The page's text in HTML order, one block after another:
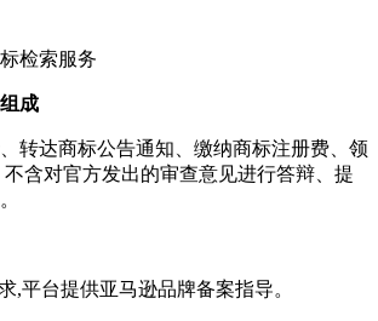
检索服务
成
转达商标公告通知、缴纳商标注册费、领
含对官方发出的审查意见进行答辩、提
,平台提供亚马逊品牌备案指导。